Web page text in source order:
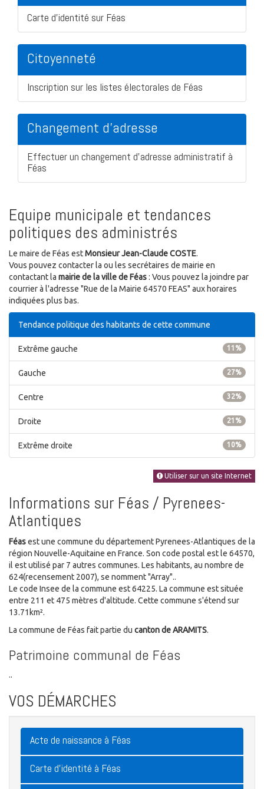
Carte d'identité sur Féas
Citoyenneté
Inscription sur les listes électorales de Féas
Changement d'adresse
Effectuer un changement d'adresse administratif à
Féas
Equipe municipale et tendances
politiques des administrés
Le maire de Féas estMonsieur Jean-Claude COSTE.
Vous pouvez contacter la ou les secrétaires de mairie en
contactant la mairie de la ville de Féas: Vous pouvez la joindre par
courrier à l'adresse "Rue de la Mairie 64570 FEAS" aux horaires
indiquées plus bas.
Tendance politique des habitants de cette commune
11%
Extrême gauche
27%
Gauche
32%
Centre
21%
Droite
10%
Extrême droite
Utiliser sur un site Internet
Informations sur Féas / Pyrenees-
Atlantiques
Féasest une commune du département Pyrenees-Atlantiques de la
région Nouvelle-Aquitaine en France. Son code postal est le 64570,
il est utilisé par 7 autres communes. Les habitants, au nombre de
624(recensement 2007), se nomment "Array"..
Le code Insee de la commune est 64225. La commune est située
entre 211 et 475 mètres d'altitude. Cette commune s'étend sur
13.71km².
La commune de Féas fait partie du canton de ARAMITS.
Patrimoine communal de Féas
..
VOS DÉMARCHES
Acte de naissance à Féas
Carte d'identité à Féas